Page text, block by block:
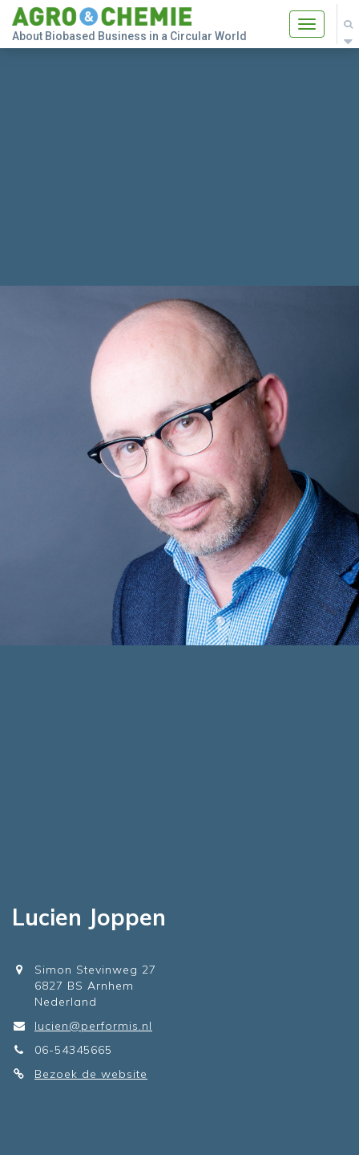
Toggle
About Biobased Business in a Circular World
Lucien Joppen
Simon Stevinweg 27
6827 BS Arnhem
Nederland
lucien@performis.nl
06-54345665
Bezoek de website